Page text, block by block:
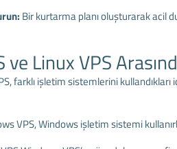
Bir kurtarma planı oluşturarak acil
Linux VPS
farklı işletim sistemlerini
VPS, Windows işletim sistemi